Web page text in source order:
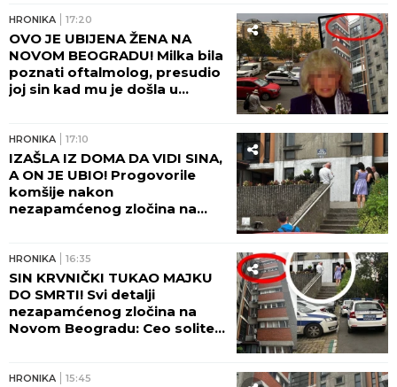
HRONIKA 17:20
OVO JE UBIJENA ŽENA NA
NOVOM BEOGRADU! Milka bila
poznati oftalmolog, presudio
joj sin kad mu je došla u
HRONIKA 17:10
IZAŠLA IZ DOMA DA VIDI SINA,
A ON JE UBIO! Progovorile
komšije nakon
nezapamćenog zločina na
HRONIKA 16:35
SIN KRVNIČKI TUKAO MAJKU
DO SMRTI! Svi detalji
nezapamćenog zločina na
Novom Beogradu: Ceo soliter
HRONIKA 15:45